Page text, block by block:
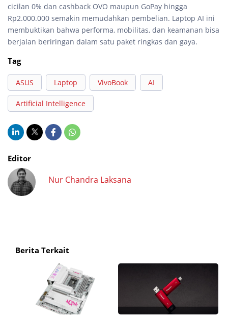
cicilan 0% dan cashback OVO maupun GoPay hingga
Rp2.000.000 semakin memudahkan pembelian. Laptop AI ini
membuktikan bahwa performa, mobilitas, dan keamanan bisa
berjalan beriringan dalam satu paket ringkas dan gaya.
Tag
ASUS Laptop VivoBook AI
Artificial Intelligence
Editor
Nur Chandra Laksana
Berita Terkait